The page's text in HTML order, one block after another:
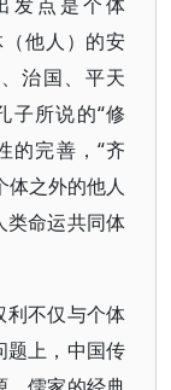
（他人）的安
治国、平天
子所说的“修
的完善，“齐
体之外的他人
类命运共同体
利不仅与个体
题上，中国传